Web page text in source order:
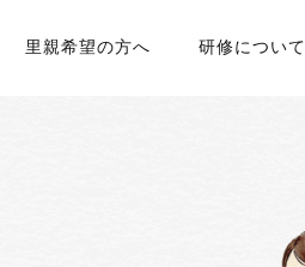
里親希望の方へ 研修について